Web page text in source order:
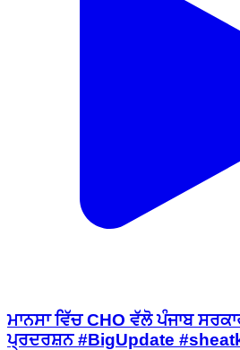
ਮਾਨਸਾ ਵਿੱਚ CHO ਵੱਲੋ ਪੰਜਾਬ
ਪ੍ਰਦਰਸ਼ਨ #BigUpdate